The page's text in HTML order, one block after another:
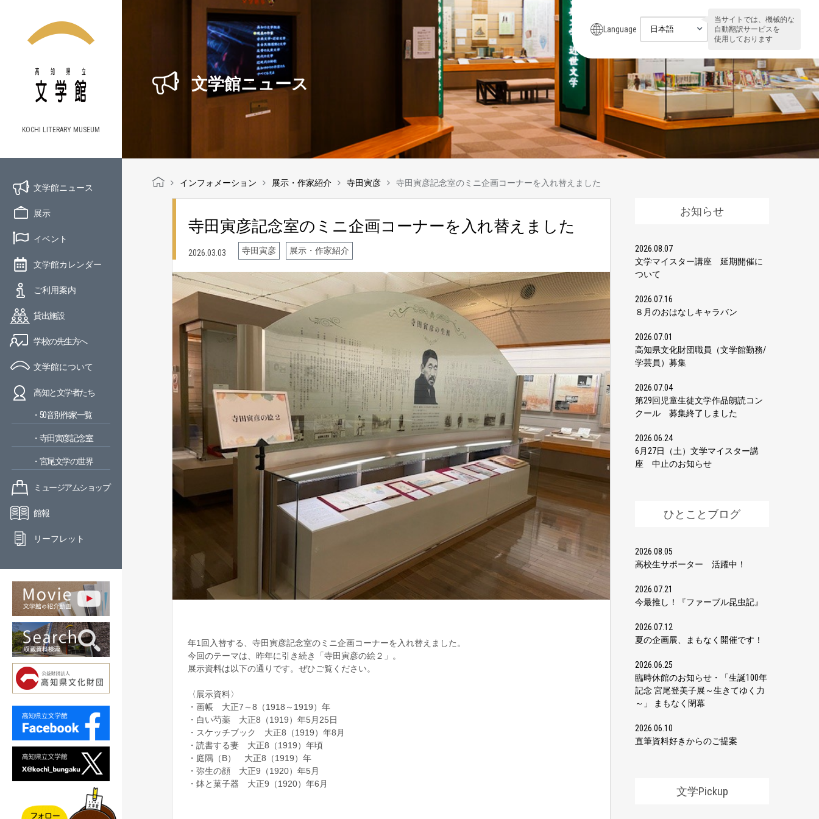
KOCHI LITERARY MUSEUM
文学館ニュース
展示
イベント
文学館カレンダー
ご利用案内
貸出施設
学校の先生方へ
文学館について
高知と文学者たち
・50音別作家一覧
・寺田寅彦記念室
・宮尾文学の世界
ミュージアムショップ
館報
リーフレット
Language
当サイトでは、機械的な
自動翻訳サービスを
使用しております
文学館ニュース
インフォメーション 展示・作家紹介 寺田寅彦 寺田寅彦記念室のミニ企画コーナーを入れ替えました
寺田寅彦記念室のミニ企画コーナーを入れ替えました
2026.03.03 寺田寅彦 展示・作家紹介
年1回入替する、寺田寅彦記念室のミニ企画コーナーを入れ替えました。
今回のテーマは、昨年に引き続き「寺田寅彦の絵２」。
展示資料は以下の通りです。ぜひご覧ください。
〈展示資料〉
・画帳 大正7～8（1918～1919）年
・白い芍薬 大正8（1919）年5月25日
・スケッチブック 大正8（1919）年8月
・読書する妻 大正8（1919）年頃
・庭隅（B） 大正8（1919）年
・弥生の顔 大正9（1920）年5月
・鉢と菓子器 大正9（1920）年6月
お知らせ
2026.08.07
文学マイスター講座 延期開催に
ついて
2026.07.16
８月のおはなしキャラバン
2026.07.01
高知県文化財団職員（文学館勤務/
学芸員）募集
2026.07.04
第29回児童生徒文学作品朗読コン
クール 募集終了しました
2026.06.24
6月27日（土）文学マイスター講
座 中止のお知らせ
ひとことブログ
2026.08.05
高校生サポーター 活躍中！
2026.07.21
今最推し！『ファーブル昆虫記』
2026.07.12
夏の企画展、まもなく開催です！
2026.06.25
臨時休館のお知らせ・「生誕100年
記念 宮尾登美子展～生きてゆく力
～」 まもなく閉幕
2026.06.10
直筆資料好きからのご提案
文学Pickup